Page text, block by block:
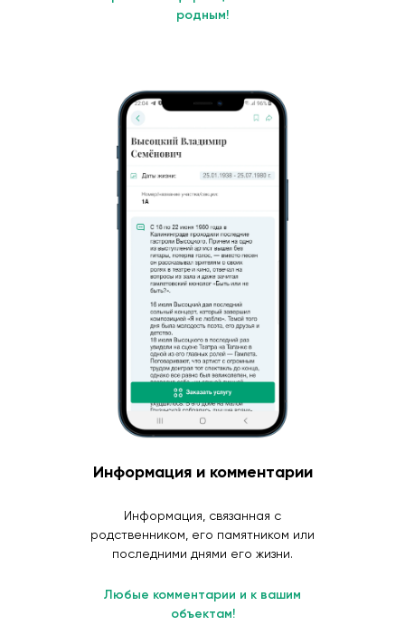
родным!
Информация и комментарии
Информация, связанная с
родственником, его памятником или
последними днями его жизни.
Любые комментарии и к вашим
объектам!